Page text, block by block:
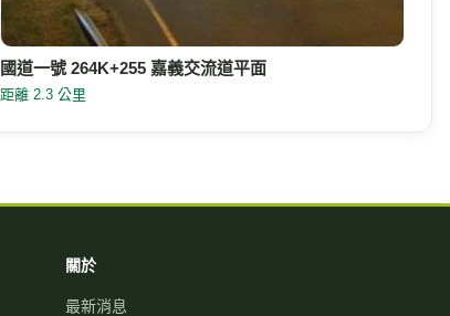
國道一號 264K+255 嘉義交流道平面
距離 2.3 公里
關於
最新消息